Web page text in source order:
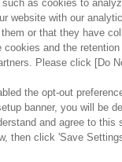
食
as cookies to
website with our
or that they have
and the
Please click [Do
the opt-out
banner, you will be
and agree to
then click 'Save